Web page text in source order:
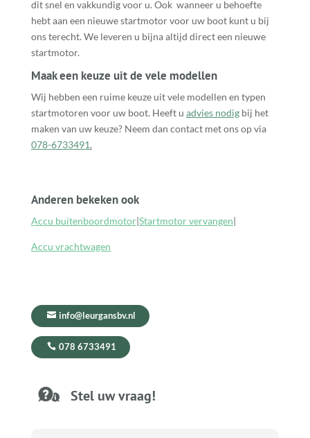
dit snel en vakkundig voor u. Ook wanneer u behoefte
hebt aan een nieuwe startmotor voor uw boot kunt u bij
ons terecht. We leveren u bijna altijd direct een nieuwe
startmotor.
Maak een keuze uit de vele modellen
Wij hebben een ruime keuze uit vele modellen en typen
startmotoren voor uw boot. Heeft u advies nodigbij het
maken van uw keuze? Neem dan contact met ons op via
078-6733491.
Anderen bekeken ook
Accu buitenboordmotor|Startmotor vervangen|
Accu vrachtwagen
info@leurgansbv.nl
078 6733491
Stel uw vraag!